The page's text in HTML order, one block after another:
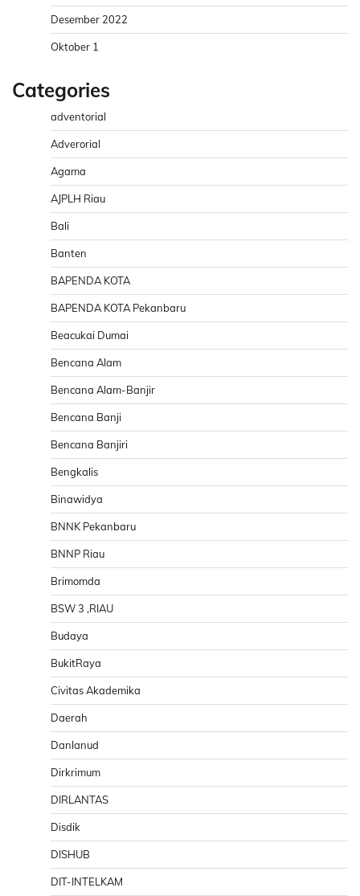
Desember 2022
Oktober 1
Categories
adventorial
Adverorial
Agama
AJPLH Riau
Bali
Banten
BAPENDA KOTA
BAPENDA KOTA Pekanbaru
Beacukai Dumai
Bencana Alam
Bencana Alam-Banjir
Bencana Banji
Bencana Banjiri
Bengkalis
Binawidya
BNNK Pekanbaru
BNNP Riau
Brimomda
BSW 3 ,RIAU
Budaya
BukitRaya
Civitas Akademika
Daerah
Danlanud
Dirkrimum
DIRLANTAS
Disdik
DISHUB
DIT-INTELKAM